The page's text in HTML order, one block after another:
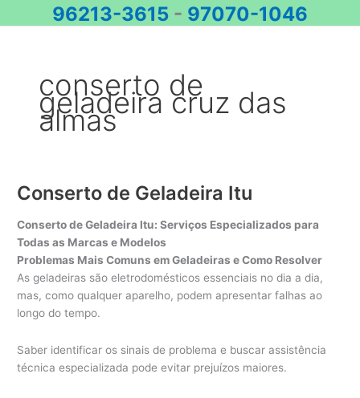
96213-3615 - 97070-1046
conserto de
geladeira cruz das
almas
Conserto de Geladeira Itu
Conserto de Geladeira Itu: Serviços Especializados para
Todas as Marcas e Modelos
Problemas Mais Comuns em Geladeiras e Como Resolver
As geladeiras são eletrodomésticos essenciais no dia a dia,
mas, como qualquer aparelho, podem apresentar falhas ao
longo do tempo.
Saber identificar os sinais de problema e buscar assistência
técnica especializada pode evitar prejuízos maiores.